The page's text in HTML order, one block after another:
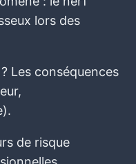
lors des
Les conséquences
de risque